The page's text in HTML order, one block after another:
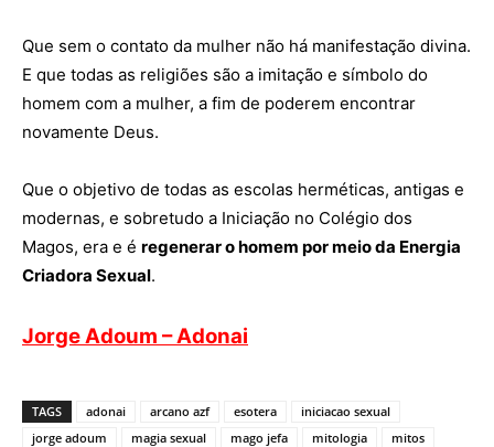
Que sem o contato da mulher não há manifestação divina.
E que todas as religiões são a imitação e símbolo do
homem com a mulher, a fim de poderem encontrar
novamente Deus.
Que o objetivo de todas as escolas herméticas, antigas e
modernas, e sobretudo a Iniciação no Colégio dos
Magos, era e é regenerar o homem por meio da Energia
Criadora Sexual.
Jorge Adoum – Adonai
TAGS adonai arcano azf esotera
iniciacao sexual
jorge adoum
magia sexual mago jefa mitologia
mitos